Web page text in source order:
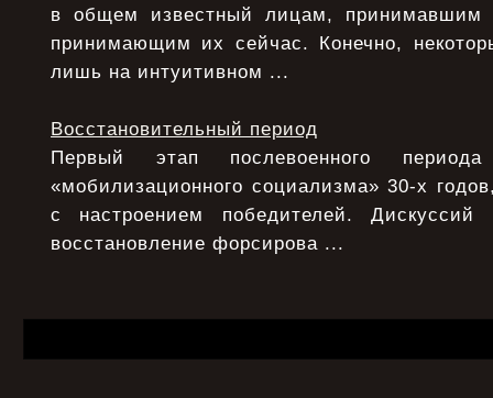
в общем известный лицам,
принимающим их сейчас. Конечно,
лишь на интуитивном ...
Восстановительный период
Первый этап послевоенного
«мобилизационного социализма» 30-х
с настроением победителей.
восстановление форсирова ...